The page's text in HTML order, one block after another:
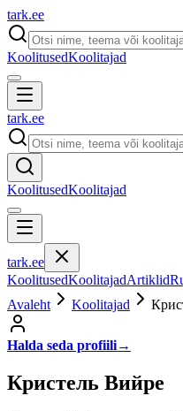
tark.ee
KoolitusedKoolitajad
tark.ee
KoolitusedKoolitajad
tark.ee
KoolitusedKoolitajadArtiklid
Avaleht
Koolitajad
Halda seda profiili→
Кристель Вийре